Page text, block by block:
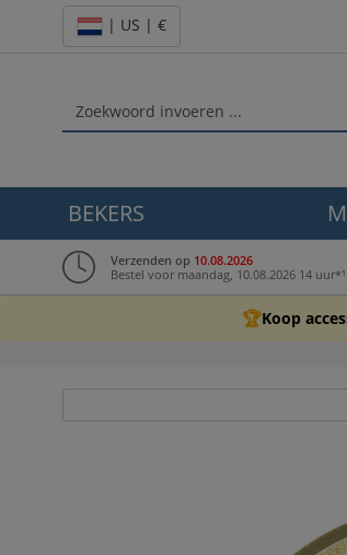
| US | €
BEKERS
Verzenden op 10.08.2026
Bestel voor maandag, 10.08.2026 14 uur*¹
🏆Koop